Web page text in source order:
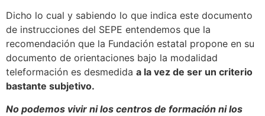
Dicho lo cual y sabiendo lo que indica este documento
de instrucciones del SEPE entendemos que la
recomendación que la Fundación estatal propone en su
documento de orientaciones bajo la modalidad
teleformación es desmedida a la vez de ser un criterio
bastante subjetivo.
No podemos vivir ni los centros de formación ni los